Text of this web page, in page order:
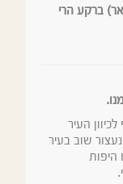
ברקע הרי
העיר
שוב בעיר
היפות